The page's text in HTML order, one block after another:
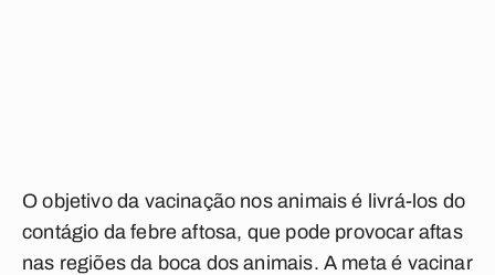
O objetivo da vacinação nos animais é livrá-los do
contágio da febre aftosa, que pode provocar aftas
nas regiões da boca dos animais. A meta é vacinar